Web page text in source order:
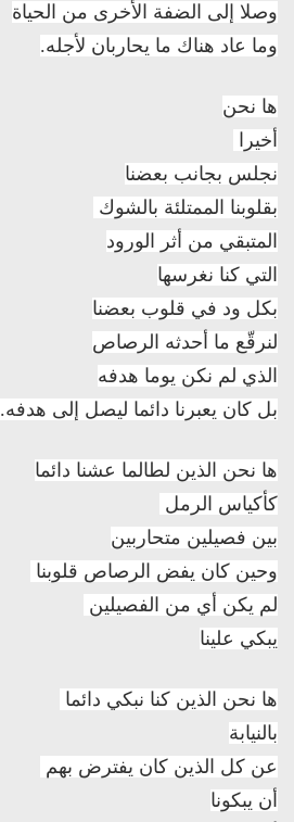
وصلا إلى الضفة الأخرى من الحياة
وما عاد هناك ما يحاربان لأجله.
ها نحن
أخيرا
نجلس بجانب بعضنا
بقلوبنا الممتلئة بالشوك
المتبقي من أثر الورود
التي كنا نغرسها
بكل ود في قلوب بعضنا
لنرقّع ما أحدثه الرصاص
الذي لم نكن يوما هدفه
بل كان يعبرنا دائما ليصل إلى هدفه.
ها نحن الذين لطالما عشنا دائما
كأكياس الرمل
بين فصيلين متحاربين
وحين كان يفض الرصاص قلوبنا
لم يكن أي من الفصيلين
يبكي علينا
ها نحن الذين كنا نبكي دائما
بالنيابة
عن كل الذين كان يفترض بهم
أن يبكونا